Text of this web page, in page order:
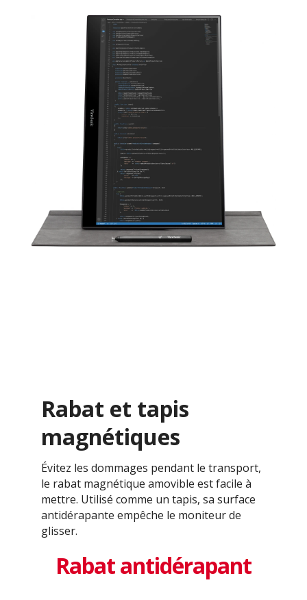
Rabat et tapis
magnétiques
Évitez les dommages pendant le transport,
le rabat magnétique amovible est facile à
mettre. Utilisé comme un tapis, sa surface
antidérapante empêche le moniteur de
glisser.
Rabat antidérapant